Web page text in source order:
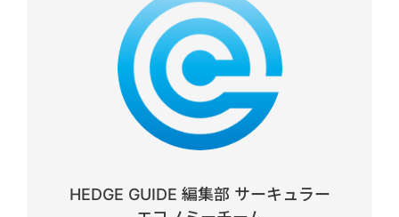
HEDGE GUIDE 編集部 サーキュラー